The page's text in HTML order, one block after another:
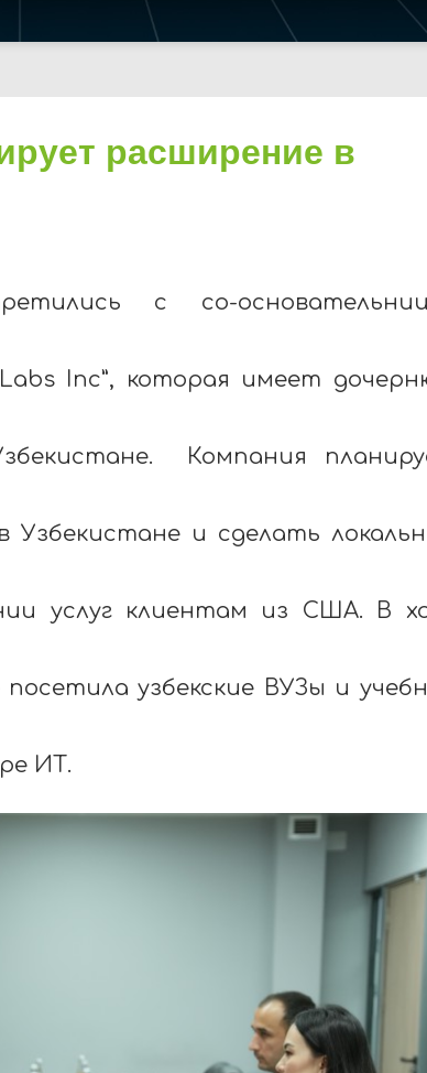
расширение в
с со-
Inc”, которая имеет
Компания
и сделать
услуг клиентам из США. В
узбекские ВУЗы и
ИТ.